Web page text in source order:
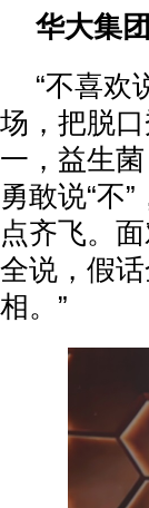
华大集
“不喜欢
场，把脱
一，益生
勇敢说“不
点齐飞。
全说，假
相。”